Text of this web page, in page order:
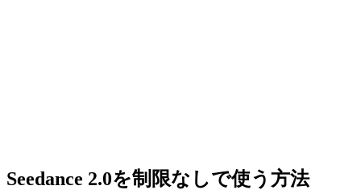
Seedance 2.0を制限なしで使う方法